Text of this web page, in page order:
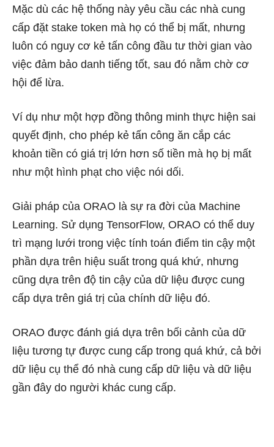
Mặc dù các hệ thống này yêu cầu các nhà cung
cấp đặt stake token mà họ có thể bị mất, nhưng
luôn có nguy cơ kẻ tấn công đầu tư thời gian vào
việc đảm bảo danh tiếng tốt, sau đó nằm chờ cơ
hội để lừa.
Ví dụ như một hợp đồng thông minh thực hiện sai
quyết định, cho phép kẻ tấn công ăn cắp các
khoản tiền có giá trị lớn hơn số tiền mà họ bị mất
như một hình phạt cho việc nói dối.
Giải pháp của ORAO là sự ra đời của Machine
Learning. Sử dụng TensorFlow, ORAO có thể duy
trì mạng lưới trong việc tính toán điểm tin cậy một
phần dựa trên hiệu suất trong quá khứ, nhưng
cũng dựa trên độ tin cậy của dữ liệu được cung
cấp dựa trên giá trị của chính dữ liệu đó.
ORAO được đánh giá dựa trên bối cảnh của dữ
liệu tương tự được cung cấp trong quá khứ, cả bởi
dữ liệu cụ thể đó nhà cung cấp dữ liệu và dữ liệu
gần đây do người khác cung cấp.